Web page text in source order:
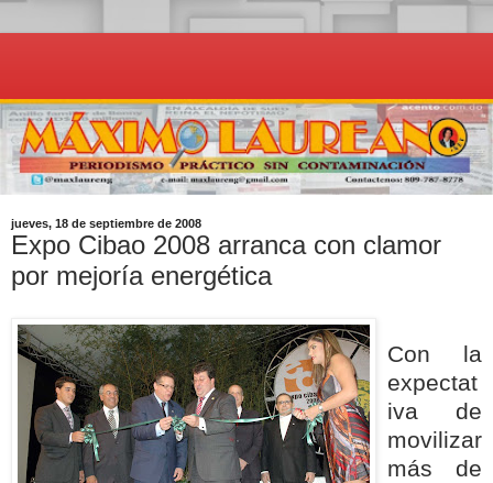
jueves, 18 de septiembre de 2008
Expo Cibao 2008 arranca con clamor
por mejoría energética
Con la
expectat
iva de
movilizar
más de